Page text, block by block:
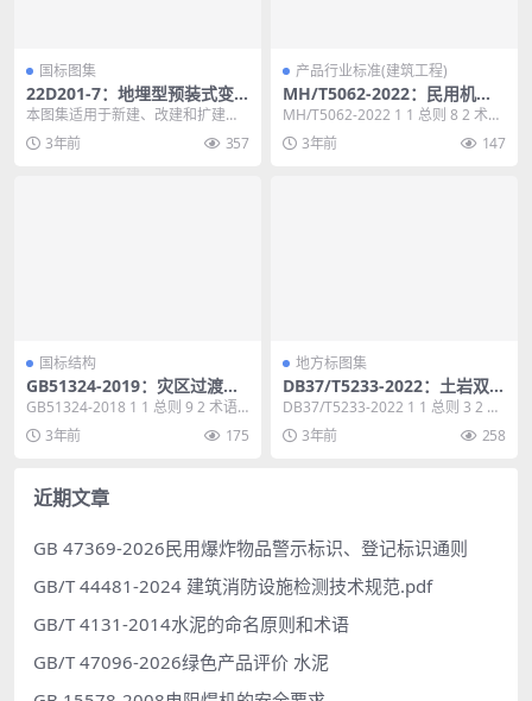
国标图集
22D201-7：地埋型预装式变
电站设计与安装
本图集适用于新建、改建和扩建市
政与房屋建筑工程的地埋型预装式
变电站的设计与安装，...
3年前 357
产品行业标准(建筑工程)
MH/T5062-2022：民用机场
净空障碍物遮蔽原则应用指南
MH/T5062-2022 1 1 总则 8 2 术
语 9 3 遮蔽原则的适用区...
3年前 147
国标结构
GB51324-2019：灾区过渡安
置点防火标准
GB51324-2018 1 1 总则 9 2 术语 1
0 3 灾区应急避难场所...
3年前 175
地方标图集
DB37/T5233-2022：土岩双元
基坑支护技术标准
DB37/T5233-2022 1 1 总则 3 2 术
语 5 3 基本规定 7...
3年前 258
近期文章
GB 47369-2026民用爆炸物品警示标识、登记标识通则
GB/T 44481-2024 建筑消防设施检测技术规范.pdf
GB/T 4131-2014水泥的命名原则和术语
GB/T 47096-2026绿色产品评价 水泥